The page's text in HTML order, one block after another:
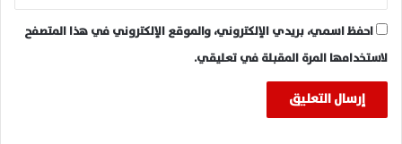
احفظ اسمي، بريدي الإلكتروني، والموقع الإلكتروني في هذا المتصفح
لاستخدامها المرة المقبلة في تعليقي.